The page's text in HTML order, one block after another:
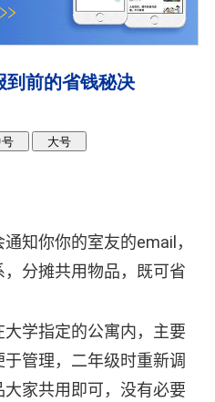
到前的省钱秘决
大号
知你你的室友的email，
分摊共用物品，既可省
学指定的公寓内，主要
管理，二年级时重新调
家共用即可，没有必要